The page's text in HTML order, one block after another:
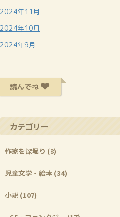
2024年11月
2024年10月
2024年9月
読んでね
カテゴリー
作家を深堀り (8)
児童文学・絵本 (34)
小説 (107)